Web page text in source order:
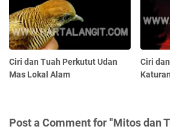
Ciri dan Tuah Perkutut Udan
Mas Lokal Alam
Ciri
Post a Comment for "Mitos dan